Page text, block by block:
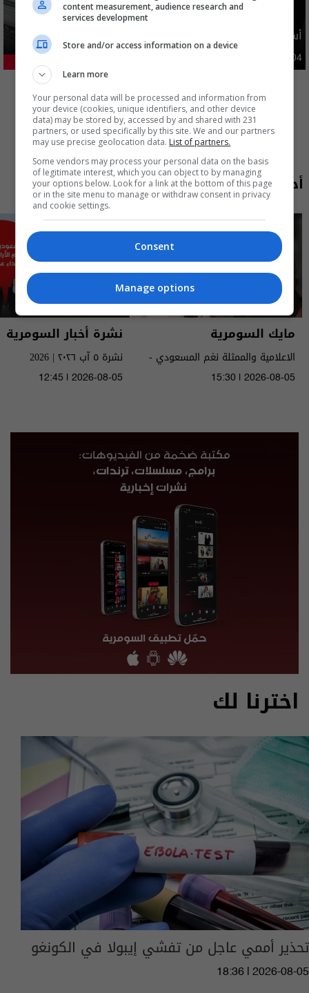
أسعار الدولار في السوق العراقية اليوم
اقتصاد 03:29 | 2026-08-04
أحدث الحلقات
مايك السومرية
الاعلامية والممثلة نغم المسعودي -
15:30 | 2026-08-05
نشرة أخبار السومرية
نشرة ٥ آب ٢٠٢٦ | 2026
12:45 | 2026-08-05
اخترنا لك
تحذير أممي عاجل من تفشي إيبولا في الكونغو
18:36 | 2026-08-05
content measurement, audience research and
services development
Store and/or access information on a device
Learn more
Your personal data will be processed and information from
your device (cookies, unique identifiers, and other device
data) may be stored by, accessed by and shared with 231
partners, or used specifically by this site. We and our partners
may use precise geolocation data. List of partners.
Some vendors may process your personal data on the basis
of legitimate interest, which you can object to by managing
your options below. Look for a link at the bottom of this page
or in the site menu to manage or withdraw consent in privacy
and cookie settings.
Consent
Manage options